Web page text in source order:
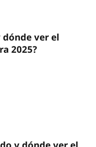
dónde ver el
2025?